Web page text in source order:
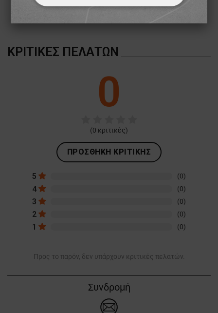
ΚΡΙΤΙΚΈΣ ΠΕΛΑΤΏΝ
0
(0 κριτικές)
ΠΡΟΣΘΉΚΗ ΚΡΙΤΙΚΉΣ
5 (0)
4 (0)
3 (0)
2 (0)
1 (0)
Προς το παρόν, δεν υπάρχουν κριτικές πελατών.
Συνδρομή
ΑΠΟΛΎΤΩΣ ΑΠΑΡΑΊΤΗΤΑ
ΛΕΙΤΟΥΡΓΙΚΌΤΗΤΑΣ
ΜΗ ΤΑΞΙΝΟΜΗΜΈΝΑ